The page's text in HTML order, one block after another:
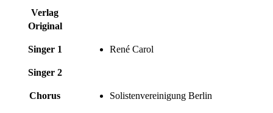
Verlag
Original
Singer 1 René Carol
Singer 2
Chorus Solistenvereinigung Berlin